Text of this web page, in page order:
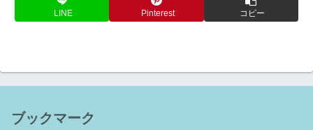
LINE Pinterest コピー
ブックマーク